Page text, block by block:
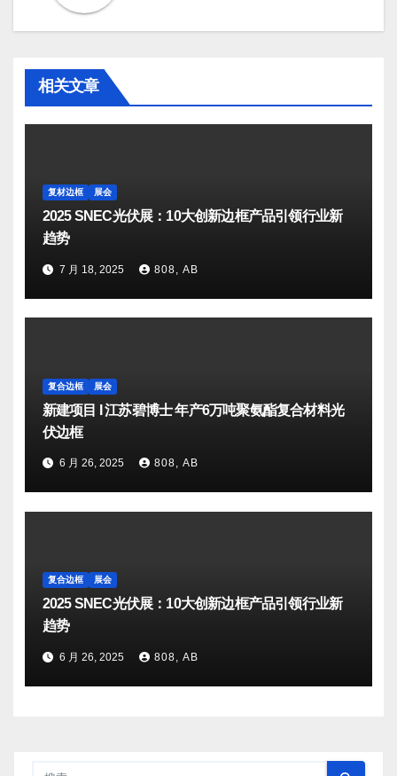
相关文章
复材边框 展会
2025 SNEC光伏展：10大创新边框产品引领行业新
趋势
7 月 18, 2025 808, AB
复合边框 展会
新建项目 I 江苏碧博士 年产6万吨聚氨酯复合材料光
伏边框
6 月 26, 2025 808, AB
复合边框 展会
2025 SNEC光伏展：10大创新边框产品引领行业新
趋势
6 月 26, 2025 808, AB